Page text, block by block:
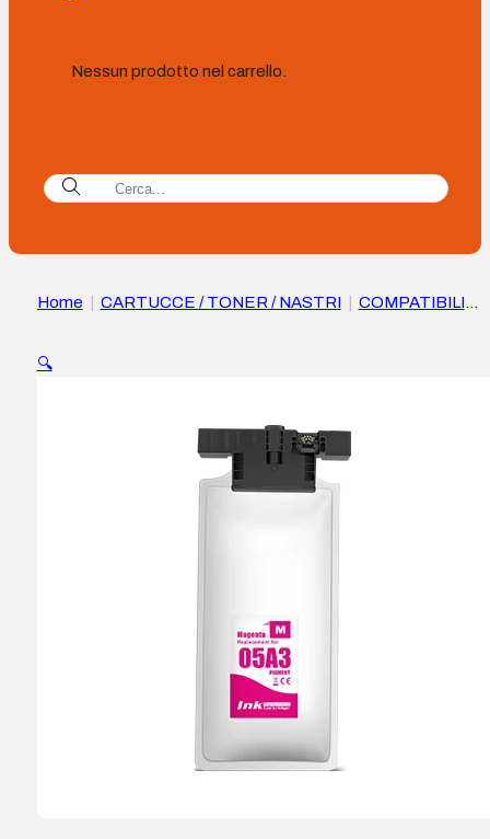
Nessun prodotto nel carrello.
Home CARTUCCE / TONER / NASTRI
COMPATIBILI
Compatibile – Sostituisce C13T05A300
🔍